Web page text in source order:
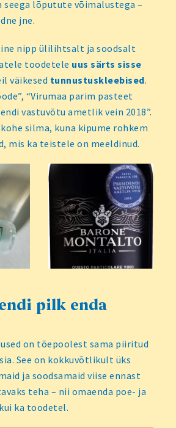
seega lõputute võimalustega –
jne.
nipp ülilihtsalt ja soodsalt
toodetele uus särts sisse
väikesed tunnustuskleebised.
“Virumaa parim pasteet
vastuvõtu ametlik vein 2018”.
silma, kuna kipume rohkem
mis ka teistele on meeldinud.
pilk enda
on tõepoolest sama piiritud
See on kokkuvõtlikult üks
ja soodsamaid viise ennast
teha – nii omaenda poe- ja
ka toodetel.